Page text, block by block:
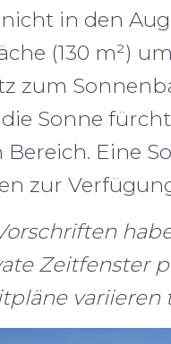
in den
(130 m²)
zum
Sonne
Eine
zur
Zeitfenster
variieren